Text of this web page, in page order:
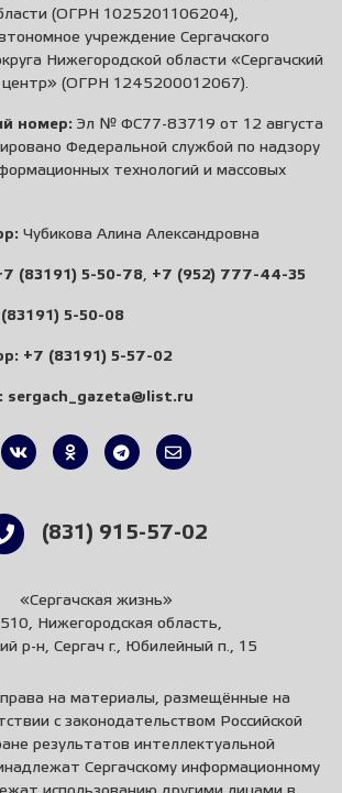
(ОГРН 1025201106204),
учреждение Сергачского
Нижегородской области «Сергачский
(ОГРН 1245200012067).
номер: Эл № ФС77-83719 от 12 августа
Федеральной службой по надзору
технологий и массовых
Чубикова Алина Александровна
(83191) 5-50-78 +7 (952) 777-44-35
5-50-08
+7 (83191) 5-57-02
sergach_gazeta@list.ru
(831) 915-57-02
«Сергачская жизнь»
Нижегородская область,
р-н, Сергач г., Юбилейный п., 15
на материалы, размещённые на
с законодательством Российской
результатов интеллектуальной
Сергачскому информационному